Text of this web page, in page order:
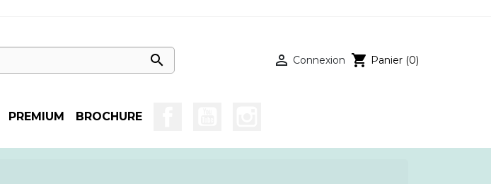
  Connexion shopping_cart Panier (0)
PREMIUM BROCHURE